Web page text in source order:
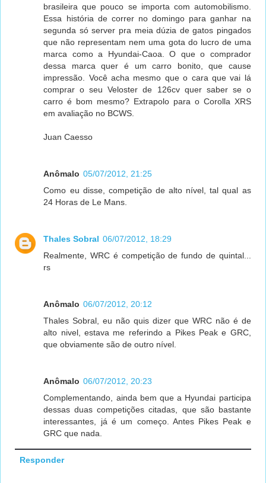
brasileira que pouco se importa com automobilismo.
Essa história de correr no domingo para ganhar na
segunda só server pra meia dúzia de gatos pingados
que não representam nem uma gota do lucro de uma
marca como a Hyundai-Caoa. O que o comprador
dessa marca quer é um carro bonito, que cause
impressão. Você acha mesmo que o cara que vai lá
comprar o seu Veloster de 126cv quer saber se o
carro é bom mesmo? Extrapolo para o Corolla XRS
em avaliação no BCWS.
Juan Caesso
Anômalo 05/07/2012, 21:25
Como eu disse, competição de alto nível, tal qual as
24 Horas de Le Mans.
Thales Sobral 06/07/2012, 18:29
Realmente, WRC é competição de fundo de quintal...
rs
Anômalo 06/07/2012, 20:12
Thales Sobral, eu não quis dizer que WRC não é de
alto nivel, estava me referindo a Pikes Peak e GRC,
que obviamente são de outro nível.
Anômalo 06/07/2012, 20:23
Complementando, ainda bem que a Hyundai participa
dessas duas competições citadas, que são bastante
interessantes, já é um começo. Antes Pikes Peak e
GRC que nada.
Responder